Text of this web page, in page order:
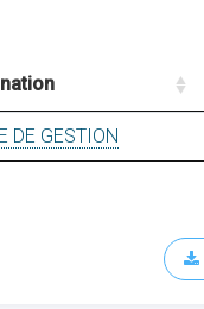
DE GESTION